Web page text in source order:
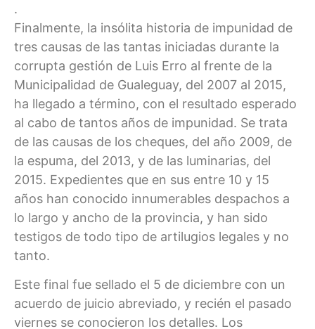
.
Finalmente, la insólita historia de impunidad de
tres causas de las tantas iniciadas durante la
corrupta gestión de Luis Erro al frente de la
Municipalidad de Gualeguay, del 2007 al 2015,
ha llegado a término, con el resultado esperado
al cabo de tantos años de impunidad. Se trata
de las causas de los cheques, del año 2009, de
la espuma, del 2013, y de las luminarias, del
2015. Expedientes que en sus entre 10 y 15
años han conocido innumerables despachos a
lo largo y ancho de la provincia, y han sido
testigos de todo tipo de artilugios legales y no
tanto.
Este final fue sellado el 5 de diciembre con un
acuerdo de juicio abreviado, y recién el pasado
viernes se conocieron los detalles. Los